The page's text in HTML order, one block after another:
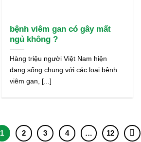
bệnh viêm gan có gây mất
ngủ không ?
Hàng triệu người Việt Nam hiện
đang sống chung với các loại bệnh
viêm gan, [...]
1 2 3 4 … 12